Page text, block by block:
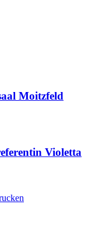
Moitzfeld
Violetta